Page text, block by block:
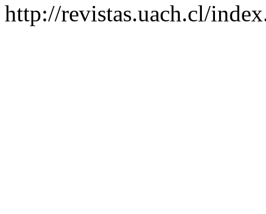
http://revistas.uach.cl/